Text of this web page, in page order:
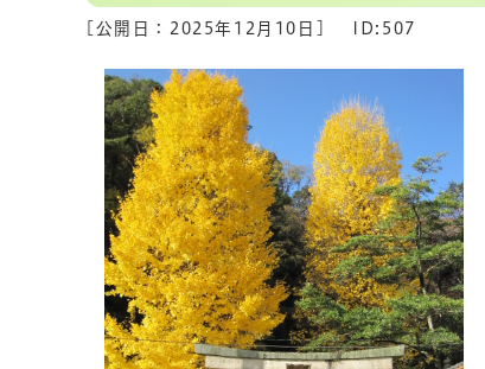
[公開日： 2025年12月10日 ID:507